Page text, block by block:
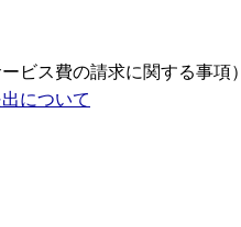
ビス費の請求に関する事項）
について